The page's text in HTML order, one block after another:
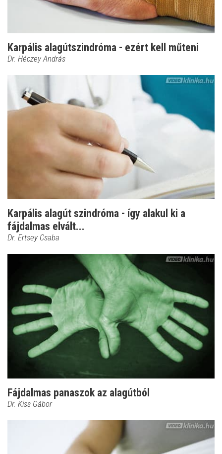
Karpális alagútszindróma - ezért kell műteni
Dr. Héczey András
Karpális alagút szindróma - így alakul ki a
fájdalmas elvált...
Dr. Ertsey Csaba
Fájdalmas panaszok az alagútból
Dr. Kiss Gábor